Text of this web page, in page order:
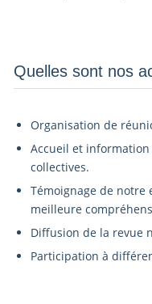
Quelles sont nos
Organisation de
Accueil et
collectives.
Témoignage de
meilleure
Diffusion de la revue
Participation à